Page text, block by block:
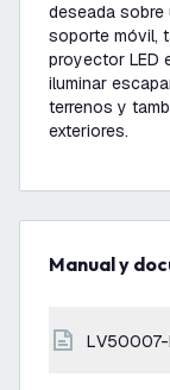
deseada
soporte móvil,
proyector LED
iluminar
terrenos y
exteriores.
Manual y